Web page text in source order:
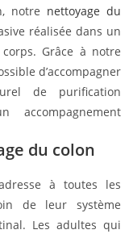
notre nettoyage du
réalisée dans un
Grâce à notre
d’accompagner
de purification
accompagnement
du colon
à toutes les
de leur système
Les adultes qui